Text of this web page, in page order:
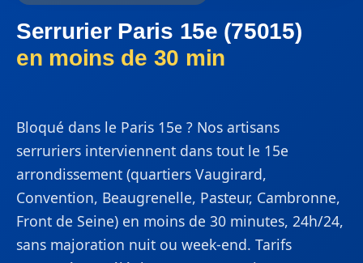
Serrurier Paris 15e (75015)
en moins de 30 min
Bloqué dans le Paris 15e ? Nos artisans
serruriers interviennent dans tout le 15e
arrondissement (quartiers Vaugirard,
Convention, Beaugrenelle, Pasteur, Cambronne,
Front de Seine) en moins de 30 minutes, 24h/24,
sans majoration nuit ou week-end. Tarifs